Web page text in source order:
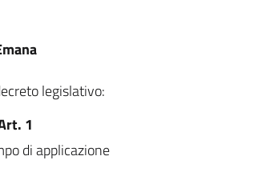
legislativo:
1
di applicazione